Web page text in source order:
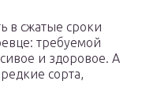
в сжатые сроки
требуемой
и здоровое. А
сорта,